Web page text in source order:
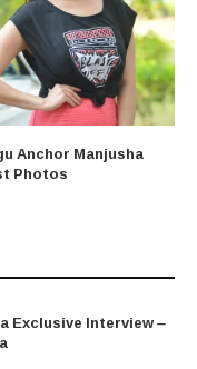
Anchor Manjusha
Photos
Exclusive Interview –